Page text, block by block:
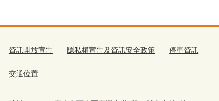
資訊開放宣告 隱私權宣告及資訊安全政策 停車資訊
交通位置